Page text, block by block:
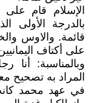
الإسلام قام
بالدرجة الأولى
قائمة. والاوس
على أكتاف
وبالمناسبة: أنا
المراد به تصحيح
في عهد محمد كانت